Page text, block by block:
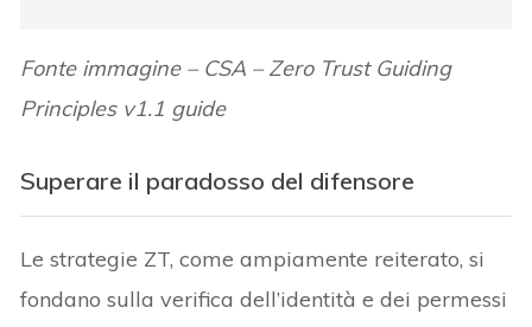
Fonte immagine – CSA – Zero Trust Guiding
Principles v1.1 guide
Superare il paradosso del difensore
Le strategie ZT, come ampiamente reiterato, si
fondano sulla verifica dell’identità e dei permessi